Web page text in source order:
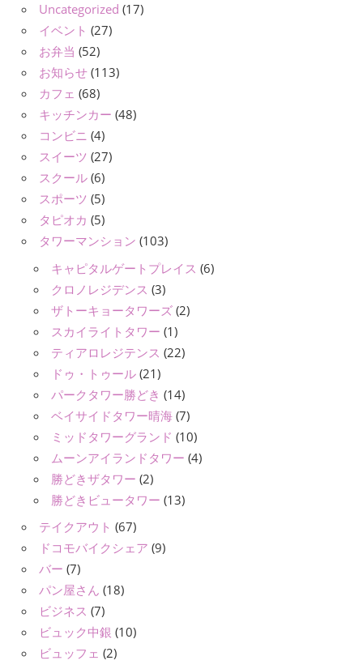
Uncategorized (17)
イベント (27)
お弁当 (52)
お知らせ (113)
カフェ (68)
キッチンカー (48)
コンビニ (4)
スイーツ (27)
スクール (6)
スポーツ (5)
タピオカ (5)
タワーマンション (103)
キャピタルゲートプレイス (6)
クロノレジデンス (3)
ザトーキョータワーズ (2)
スカイライトタワー (1)
ティアロレジテンス (22)
ドゥ・トゥール (21)
パークタワー勝どき (14)
ベイサイドタワー晴海 (7)
ミッドタワーグランド (10)
ムーンアイランドタワー (4)
勝どきザタワー (2)
勝どきビュータワー (13)
テイクアウト (67)
ドコモバイクシェア (9)
バー (7)
パン屋さん (18)
ビジネス (7)
ビュック中銀 (10)
ビュッフェ (2)